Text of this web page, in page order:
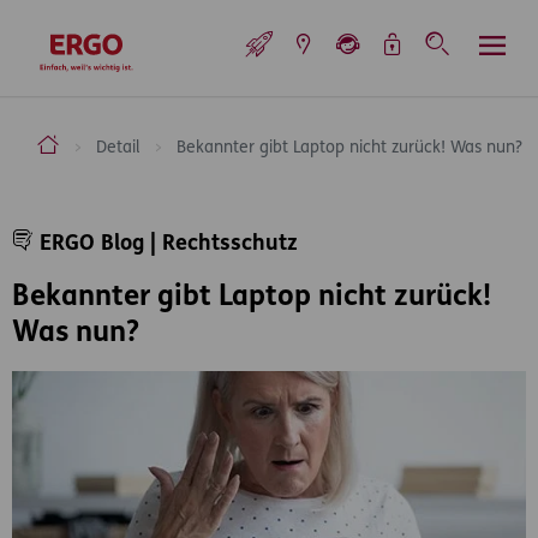
zur Startseite
ERGO Versicherung Aktiengesellschaft
Detail Bekannter gibt Laptop nicht zurück! Was nun?
Bekannter gibt Laptop nicht zurück!
Was nun?
ERGO Blog | Rechtsschutz